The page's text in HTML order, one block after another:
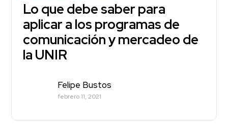
Lo que debe saber para
aplicar a los programas de
comunicación y mercadeo de
la UNIR
Felipe Bustos
febrero 11, 2021